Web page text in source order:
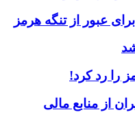
عبور از تنگه هرمز
را رد کرد!
از منابع مالی